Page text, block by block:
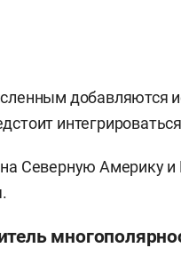
добавляются
Северную Америку и